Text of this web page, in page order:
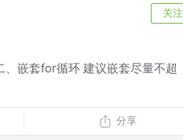
关注
、嵌套for循环 建议嵌套尽量不超
分享